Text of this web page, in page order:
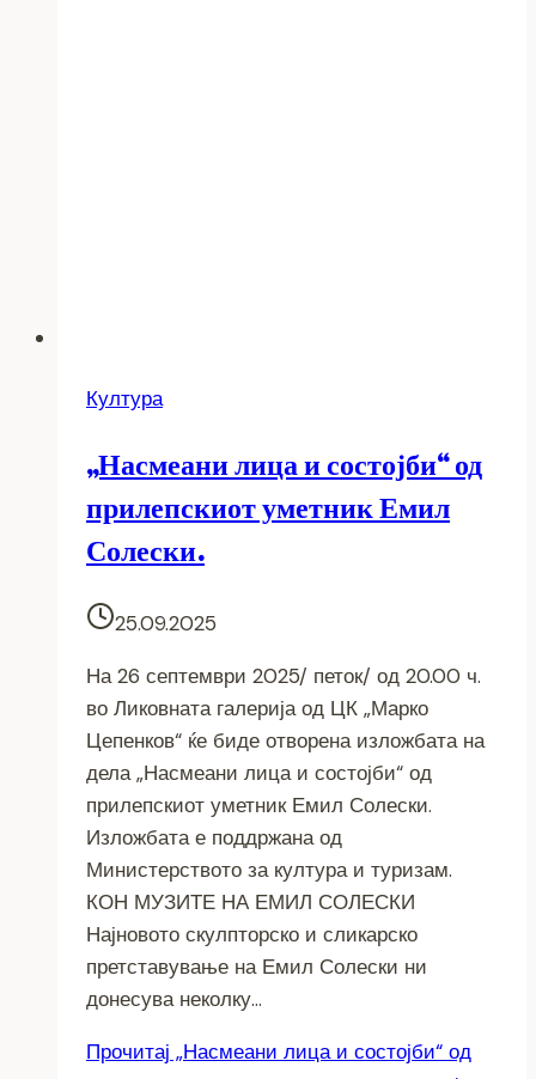
Култура
„Насмеани лица и состојби“ од
прилепскиот уметник Емил
Солески.
25.09.2025
На 26 септември 2025/ петок/ од 20.00 ч.
во Ликовната галерија од ЦК „Марко
Цепенков“ ќе биде отворена изложбата на
дела „Насмеани лица и состојби“ од
прилепскиот уметник Емил Солески.
Изложбата е поддржана од
Министерството за култура и туризам.
КОН МУЗИТЕ НА ЕМИЛ СОЛЕСКИ
Најновото скулпторско и сликарско
претставување на Емил Солески ни
донесува неколку…
Прочитај „Насмеани лица и состојби“ од